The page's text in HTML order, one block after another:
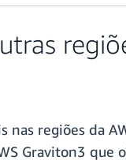
regiões da
Graviton3 que